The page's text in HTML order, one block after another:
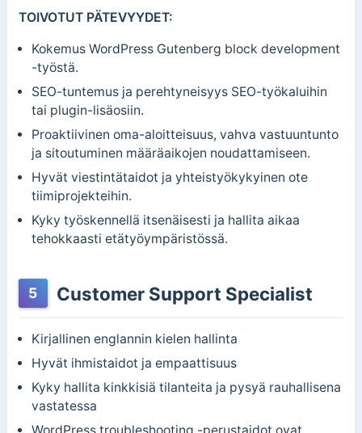
TOIVOTUT PÄTEVYYDET:
Kokemus WordPress Gutenberg block development
-työstä.
SEO-tuntemus ja perehtyneisyys SEO-työkaluihin
tai plugin-lisäosiin.
Proaktiivinen oma-aloitteisuus, vahva vastuuntunto
ja sitoutuminen määräaikojen noudattamiseen.
Hyvät viestintätaidot ja yhteistyökykyinen ote
tiimiprojekteihin.
Kyky työskennellä itsenäisesti ja hallita aikaa
tehokkaasti etätyöympäristössä.
5 Customer Support Specialist
Kirjallinen englannin kielen hallinta
Hyvät ihmistaidot ja empaattisuus
Kyky hallita kinkkisiä tilanteita ja pysyä rauhallisena
vastatessa